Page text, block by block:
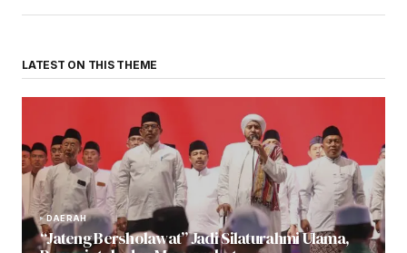
LATEST ON THIS THEME
DAERAH
“Jateng Bersholawat” Jadi Silaturahmi Ulama,